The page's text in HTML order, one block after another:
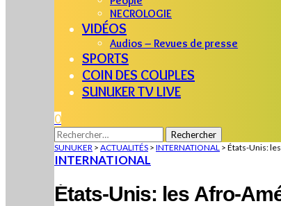
NECROLOGIE
VIDÉOS
Audios – Revues de presse
SPORTS
COIN DES COUPLES
SUNUKER TV LIVE
0
Rechercher :
SUNUKER > ACTUALITÉS > INTERNATIONAL > États-Unis:
INTERNATIONAL
États-Unis: les Afro-